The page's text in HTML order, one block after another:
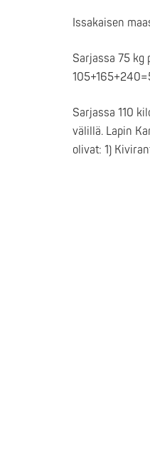
Issakaisen
Sarjassa 75 kg
Sarjassa 110
välillä. Lapin
olivat: 1)